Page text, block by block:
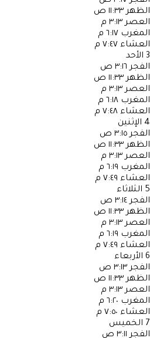
الظهر ١١:٣٣ ص
العصر ٣:١٣ م
المغرب ٦:١٧ م
العشاء ٧:٤٧ م
3 الأحد
الفجر ٣:١٦ ص
الظهر ١١:٣٣ ص
العصر ٣:١٣ م
المغرب ٦:١٨ م
العشاء ٧:٤٨ م
4 الإثنين
الفجر ٣:١٥ ص
الظهر ١١:٣٣ ص
العصر ٣:١٣ م
المغرب ٦:١٩ م
العشاء ٧:٤٩ م
5 الثلاثاء
الفجر ٣:١٤ ص
الظهر ١١:٣٣ ص
العصر ٣:١٣ م
المغرب ٦:١٩ م
العشاء ٧:٤٩ م
6 الأربعاء
الفجر ٣:١٣ ص
الظهر ١١:٣٣ ص
العصر ٣:١٣ م
المغرب ٦:٢٠ م
العشاء ٧:٥٠ م
7 الخميس
الفجر ٣:١١ ص